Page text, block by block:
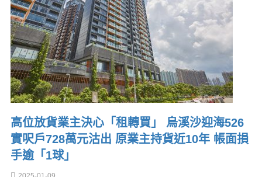
高位放貨業主決心「租轉買」 烏溪沙迎海526
實呎戶728萬元沽出 原業主持貨近10年 帳面損
手逾「1球」